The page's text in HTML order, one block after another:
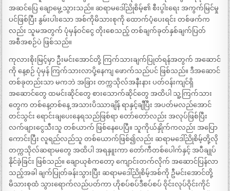
အဆင်ပြေ ချောမွေ့သွားသည်။ ဆရာမဒေါ်ညိုစိမ့်၏ စီးပွါးရေး အကွက်မြင်မှု
ပင်ဖြစ်ပြီး နွမ်းပါးသော အစ်ကိုမိသားစုကို ထောက်ပံ့ပေးရင်း တစ်ဖက်က
လည်း သူမအတွက် ပုံမှန်ဝင်ငွေ တိုးစေသည့် တစ်ချက်ခုတ်နှစ်ချက်ပြတ်
အစီအစဉ်ပဲ ဖြစ်သည်။
ကုလားစိုးမြင့်မှာ ဦးမင်းအောင်တို့ ကြက်သားချက်ပြုတ်ရန်အတွက် အဆောင်
ကို နေ့စဉ် ပုံမှန် ကြက်သားလာပို့နေကျ ဖောက်သည်ပင် ဖြစ်သည်။ ဒီအဆောင်
တစ်ခုတည်းသာ မကဘဲ အခြား တက္ကသိုလ်အနီးနား ပတ်ဝန်းကျင်ရှိ
အဆောင်တွေ ထမင်းဆိုင်တွေ စားသောက်ဆိုင်တွေ အထိပါ သူ့ကြက်သား
တွေက တစ်နေ့တစ်နေ့ အသားပိဿာချိန် ရာနှင့်ချီပြီး အပတ်မလည်အောင်
တင်သွင်း ရောင်းချပေးနေရသည်ဖြစ်ရာ တော်တော်လည်း အလုပ်ဖြစ်ပြီး
လက်ဖျားငွေသီးသူ တစ်ယာက် ဖြစ်နေပေပြီ။ သူကိုယ်နှိုက်ကလည်း အပြော
ကောင်းပြီး လူရည်လည်သူ တစ်ယောက်ဖြစ်၍လည်း ဆရာမဒေါ်ညိုစိမ့်တို့လို
တက္ကသိုလ်ဆရာမတွေ အထိပါ အရနှူးကာ တော်ကီတစ်ပေါက်နှင့် အပီချုပ်
နိုင်ခဲ့ခြင်း ဖြစ်သည်။ ချောယုစံကတော့ ကျောင်းတက်လိုက် အဆောင်ပြန်လာ
သည့်အခါ ချက်ပြုတ်ခန်းသွားပြီး ဆရာမဒေါ်ညိုစိမ့်အစ်ကို ဦမင်းအောင်တို့
မိသားစုထံ သွားရောက်လည်ပတ်ကာ ဟိုစပ်စပ်ဒီစပ်စပ် ဝိုင်းလုပ်ဝိုင်းကိုင်